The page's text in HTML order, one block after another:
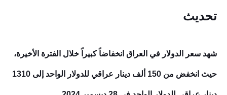
تحديث
شهد سعر الدولار في العراق انخفاضاً كبيراً خلال الفترة الأخيرة،
حيث انخفض من 150 ألف دينار عراقي للدولار الواحد إلى 1310